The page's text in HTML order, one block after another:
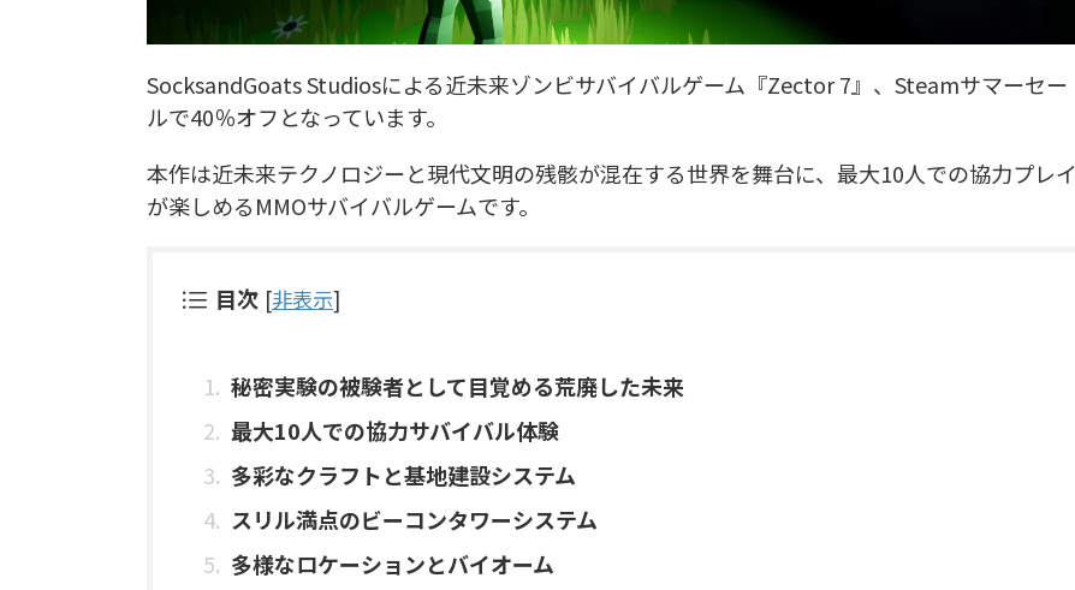
SocksandGoats Studiosによる近未来ゾンビサバイバルゲーム『Zector 7』、Steamサマーセー
ルで40％オフとなっています。
本作は近未来テクノロジーと現代文明の残骸が混在する世界を舞台に、最大10人での協力プレイ
が楽しめるMMOサバイバルゲームです。
目次 [非表示]
秘密実験の被験者として目覚める荒廃した未来
最大10人での協力サバイバル体験
多彩なクラフトと基地建設システム
スリル満点のビーコンタワーシステム
多様なロケーションとバイオーム